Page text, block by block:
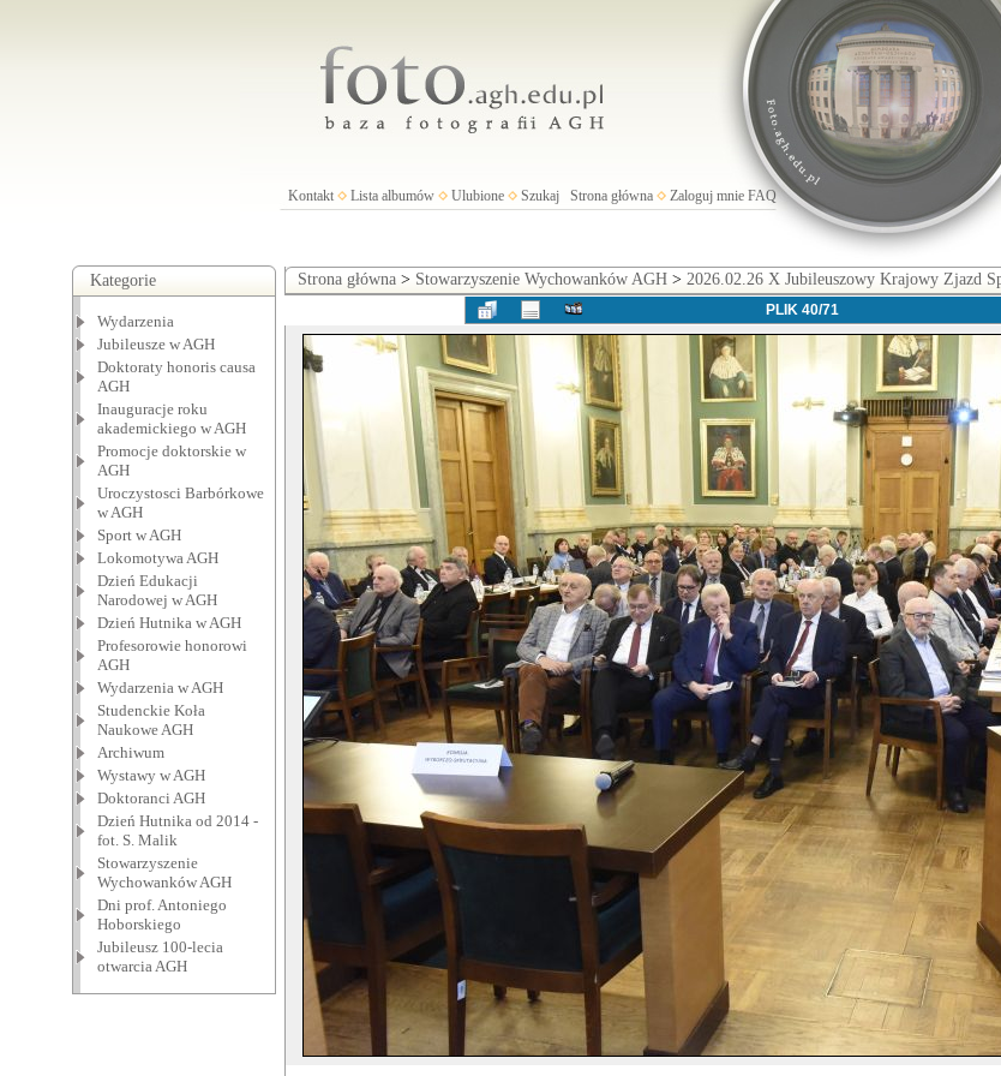
Kontakt Lista albumów Ulubione Szukaj Strona główna Zaloguj mnie FAQ
Kategorie
Wydarzenia
Jubileusze w AGH
Doktoraty honoris causa
AGH
Inauguracje roku
akademickiego w AGH
Promocje doktorskie w
AGH
Uroczystosci Barbórkowe
w AGH
Sport w AGH
Lokomotywa AGH
Dzień Edukacji
Narodowej w AGH
Dzień Hutnika w AGH
Profesorowie honorowi
AGH
Wydarzenia w AGH
Studenckie Koła
Naukowe AGH
Archiwum
Wystawy w AGH
Doktoranci AGH
Dzień Hutnika od 2014 -
fot. S. Malik
Stowarzyszenie
Wychowanków AGH
Dni prof. Antoniego
Hoborskiego
Jubileusz 100-lecia
otwarcia AGH
Strona główna> Stowarzyszenie Wychowanków AGH> 2026.02.26 X Jubileuszowy Krajowy Zjazd
PLIK 40/71